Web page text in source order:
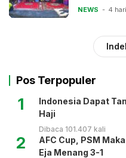
Tradisi
NEWS 4
Pos Terpopuler
1
Indonesia Dapat
Haji
Dibaca 101.407 kali
2
AFC Cup, PSM
Eja Menang 3-1